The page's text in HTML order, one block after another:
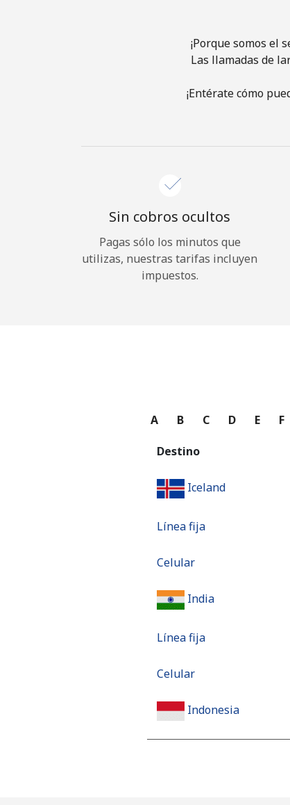
¡Porque somos el
Las llamadas de
¡Entérate cómo
Sin cobros ocultos
Pagas sólo los minutos que
utilizas, nuestras tarifas incluyen
impuestos.
A B C D E F
Destino
Iceland
Línea fija
Celular
India
Línea fija
Celular
Indonesia